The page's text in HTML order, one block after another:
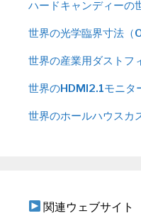
ハードキャンディー
世界の光学臨界寸法
世界の産業用ダスト
世界のHDMI2.1モニ
世界のホールハウス
関連ウェブサイト